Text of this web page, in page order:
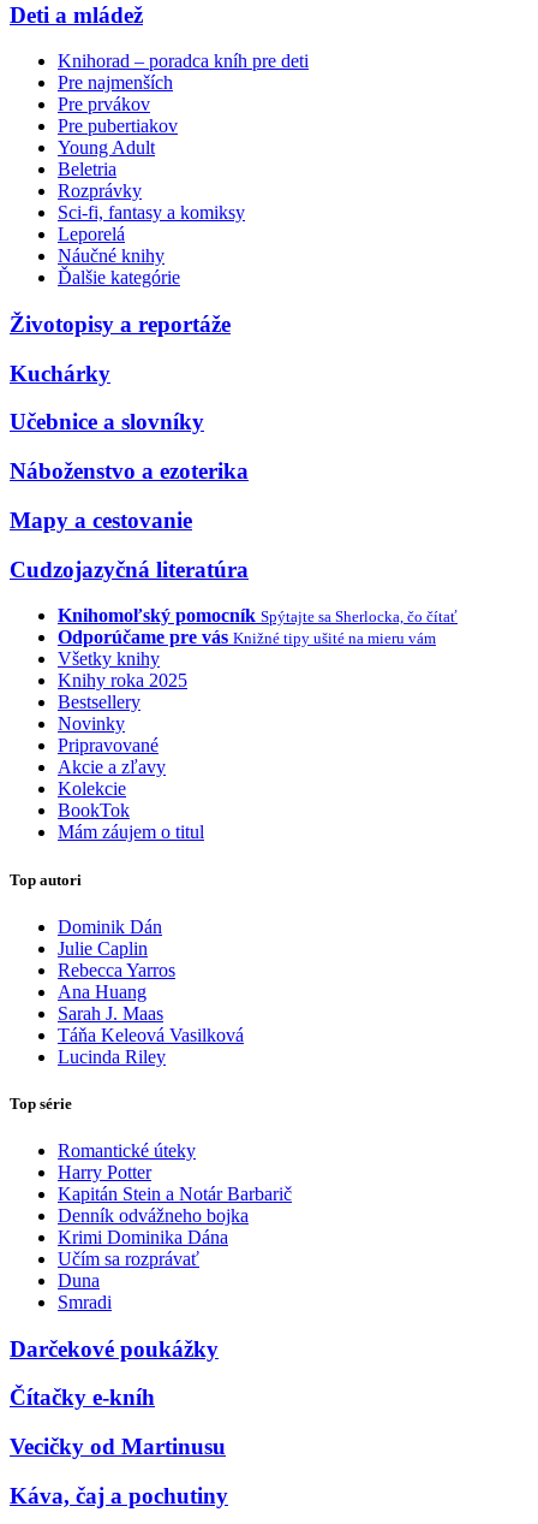
Deti a mládež
Knihorad – poradca kníh pre deti
Pre najmenších
Pre prvákov
Pre pubertiakov
Young Adult
Beletria
Rozprávky
Sci-fi, fantasy a komiksy
Leporelá
Náučné knihy
Ďalšie kategórie
Životopisy a reportáže
Kuchárky
Učebnice a slovníky
Náboženstvo a ezoterika
Mapy a cestovanie
Cudzojazyčná literatúra
Knihomoľský pomocník Spýtajte sa Sherlocka, čo čítať
Odporúčame pre vás Knižné tipy ušité na mieru vám
Všetky knihy
Knihy roka 2025
Bestsellery
Novinky
Pripravované
Akcie a zľavy
Kolekcie
BookTok
Mám záujem o titul
Top autori
Dominik Dán
Julie Caplin
Rebecca Yarros
Ana Huang
Sarah J. Maas
Táňa Keleová Vasilková
Lucinda Riley
Top série
Romantické úteky
Harry Potter
Kapitán Stein a Notár Barbarič
Denník odvážneho bojka
Krimi Dominika Dána
Učím sa rozprávať
Duna
Smradi
Darčekové poukážky
Čítačky e-kníh
Vecičky od Martinusu
Káva, čaj a pochutiny